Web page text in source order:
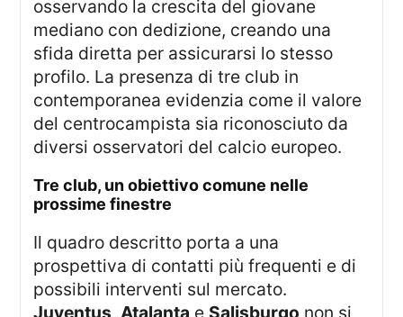
osservando la crescita del giovane
mediano con dedizione, creando una
sfida diretta per assicurarsi lo stesso
profilo. La presenza di tre club in
contemporanea evidenzia come il valore
del centrocampista sia riconosciuto da
diversi osservatori del calcio europeo.
tre club, un obiettivo comune nelle
prossime finestre
Il quadro descritto porta a una
prospettiva di contatti più frequenti e di
possibili interventi sul mercato.